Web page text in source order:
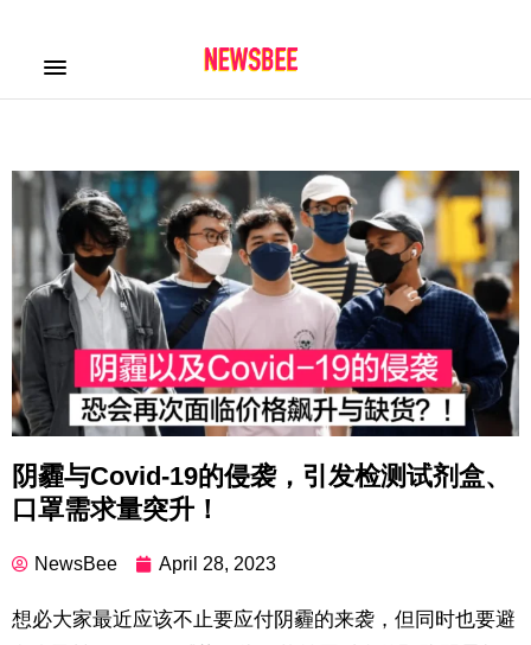
阴霾与Covid-19的侵袭，引发检测试剂盒、
口罩需求量突升！
NewsBee April 28, 2023
想必大家最近应该不止要应付阴霾的来袭，但同时也要避